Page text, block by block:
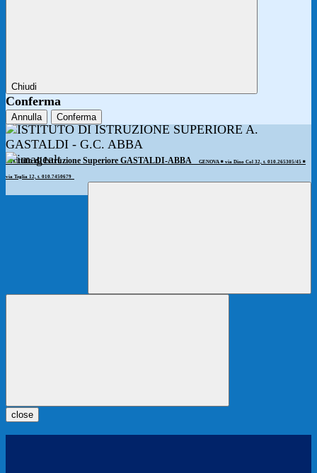
Chiudi
Conferma
Annulla Conferma
Istituto di Istruzione Superiore GASTALDI-ABBA GENOVA ◾️ via Dino Col 32, t. 010.265305/45 ◾️
via Teglia 12, t. 010.7450679
close